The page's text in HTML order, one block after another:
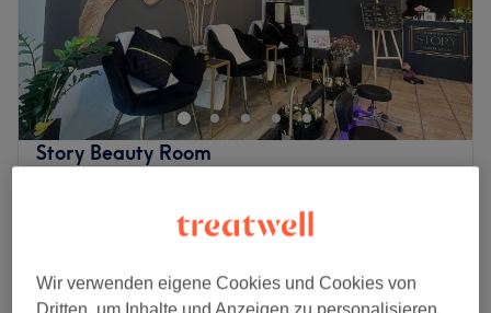
Story Beauty Room
Auf Karte anzeigen
Nagelmodellage - Auffüllen mit Gel
Pediküre mit Shellac
Wir verwenden eigene Cookies und Cookies von